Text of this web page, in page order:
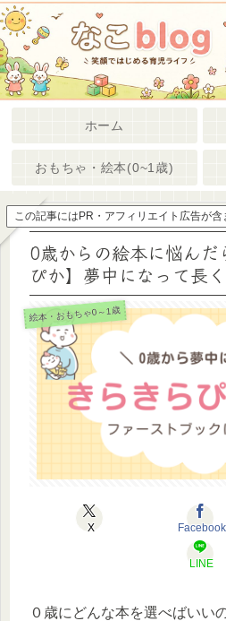
ホーム
おもちゃ・絵本(0~1歳)
この記事にはPR・アフィリエイト広告が含
0歳からの絵本に悩ん
ぴか】夢中になって長
絵本・おもちゃ0～1歳
X Facebook
LINE
０歳にどんな本を選べばいい